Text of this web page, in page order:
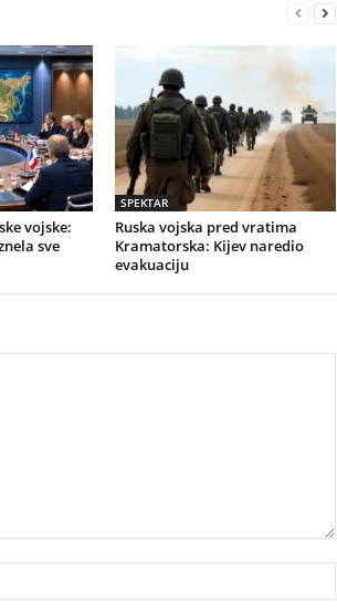
vojske:
sve
SPEKTAR
Ruska vojska pred vratima
Kramatorska: Kijev naredio
evakuaciju